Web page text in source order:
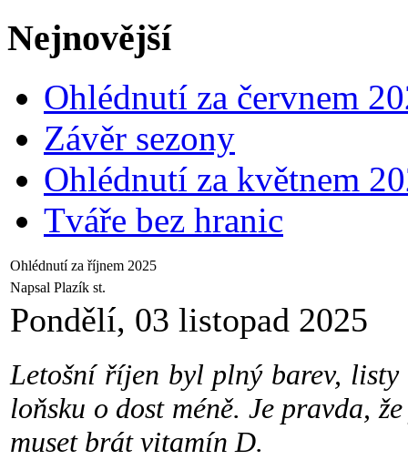
Nejnovější
Ohlédnutí za červnem
Závěr sezony
Ohlédnutí za květnem
Tváře bez hranic
Ohlédnutí za říjnem 2025
Napsal Plazík st.
Pondělí, 03 listopad 2025
Letošní říjen byl plný barev,
loňsku o dost méně. Je pravda,
muset brát vitamín D.